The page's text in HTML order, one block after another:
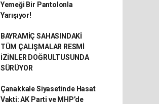
Yemeği Bir Pantolonla
Yarışıyor!
BAYRAMİÇ SAHASINDAKİ
TÜM ÇALIŞMALAR RESMİ
İZİNLER DOĞRULTUSUNDA
SÜRÜYOR
Çanakkale Siyasetinde Hasat
Vakti: AK Parti ve MHP’de